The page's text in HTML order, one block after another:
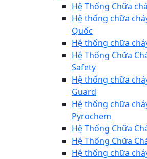
Hệ Thống Chữa
Hệ thống chữa
Quốc
Hệ thống chữa
Hệ Thống Chữa
Safety
Hệ thống chữa
Guard
Hệ thống chữa
Pyrochem
Hệ Thống Chữa
Hệ Thống Chữa
Hệ thống chữa